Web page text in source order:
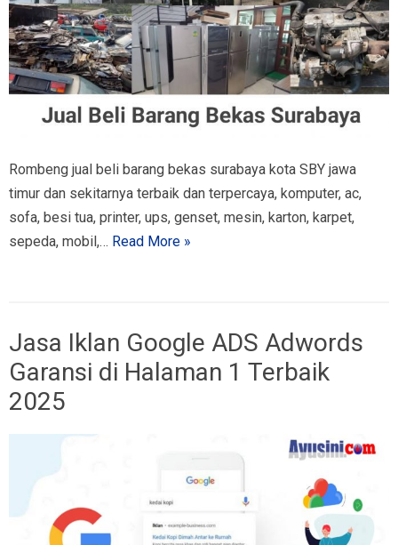
Rombeng jual beli barang bekas surabaya kota SBY jawa
timur dan sekitarnya terbaik dan terpercaya, komputer, ac,
sofa, besi tua, printer, ups, genset, mesin, karton, karpet,
sepeda, mobil,… Read More »
Jasa Iklan Google ADS Adwords
Garansi di Halaman 1 Terbaik
2025